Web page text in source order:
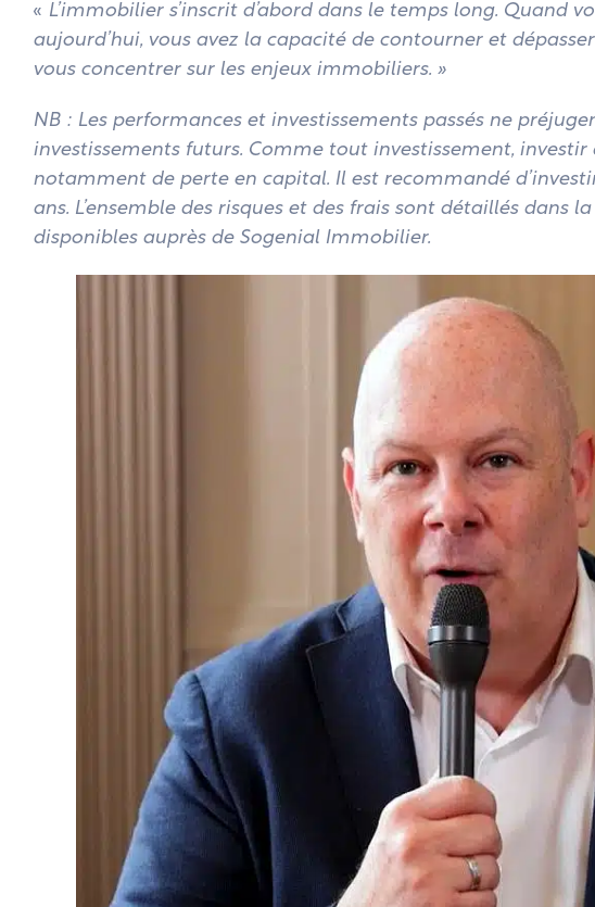
« L’immobilier s’inscrit d’abord dans le temps long. Quand
aujourd’hui, vous avez la capacité de contourner et
vous concentrer sur les enjeux immobiliers. »
NB : Les performances et investissements passés ne
investissements futurs. Comme tout investissement, investir
notamment de perte en capital. Il est recommandé
ans. L’ensemble des risques et des frais sont détaillés dans
disponibles auprès de Sogenial Immobilier.